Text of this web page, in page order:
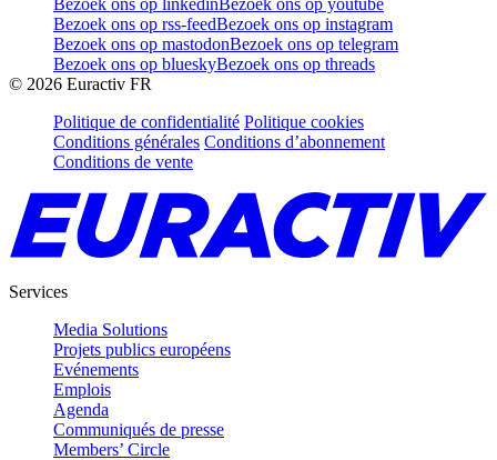
Bezoek ons op rss-feedBezoek ons op instagram
Bezoek ons op mastodonBezoek ons op telegram
Bezoek ons op blueskyBezoek ons op threads
© 2026 Euractiv FR
Politique de confidentialité Politique cookies
Conditions générales Conditions d’abonnement
Conditions de vente
Services
Media Solutions
Projets publics européens
Evénements
Emplois
Agenda
Communiqués de presse
Members’ Circle